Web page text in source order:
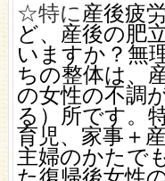
☆特に 産後疲
ど、産後の肥
いますか？無
ちの整体は、
の女性の不調
る）所です。
育児、家事＋
主婦のかたで